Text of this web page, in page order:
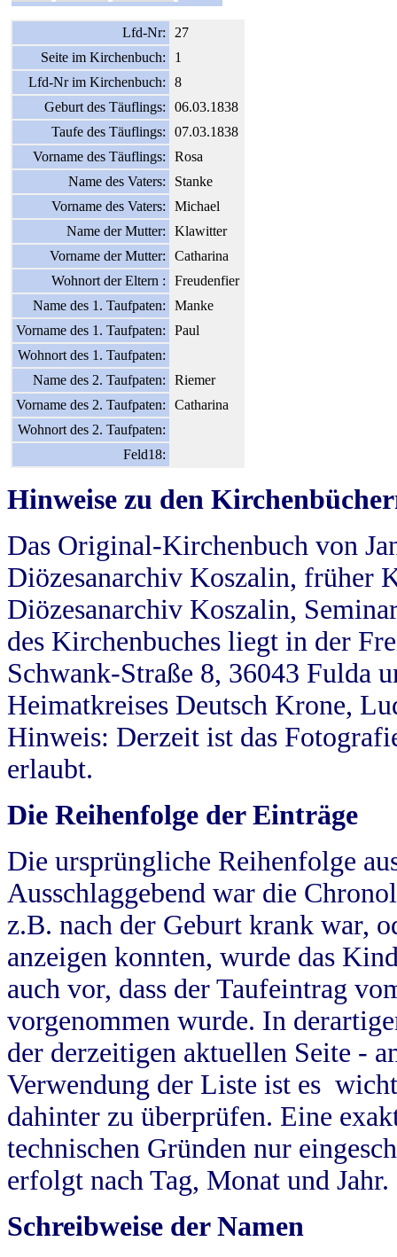
Lfd-Nr:
27
Seite im Kirchenbuch:
1
Lfd-Nr im Kirchenbuch:
8
Geburt des Täuflings:
06.03.1838
Taufe des Täuflings:
07.03.1838
Vorname des Täuflings:
Rosa
Name des Vaters:
Stanke
Vorname des Vaters:
Michael
Name der Mutter:
Klawitter
Vorname der Mutter:
Catharina
Wohnort der Eltern :
Freudenfier
Name des 1. Taufpaten:
Manke
Vorname des 1. Taufpaten:
Paul
Wohnort des 1. Taufpaten:
Name des 2. Taufpaten:
Riemer
Vorname des 2. Taufpaten:
Catharina
Wohnort des 2. Taufpaten:
Feld18:
Hinweise zu den
Das Original-Kirchenbuch von
Diözesanarchiv Koszalin, früher
Diözesanarchiv Koszalin,
des Kirchenbuches liegt in der
Schwank-Straße 8, 36043 Fulda
Heimatkreises Deutsch Krone,
Hinweis: Derzeit ist das
erlaubt.
Die Reihenfolge der Einträge
Die ursprüngliche Reihenfolge
Ausschlaggebend war die
z.B. nach der Geburt krank war,
anzeigen konnten, wurde das
auch vor, dass der Taufeintrag
vorgenommen wurde. In
der derzeitigen aktuellen Seite -
Verwendung der Liste ist es
dahinter zu überprüfen. Eine
technischen Gründen nur
erfolgt nach Tag, Monat und Jahr.
Schreibweise der Namen